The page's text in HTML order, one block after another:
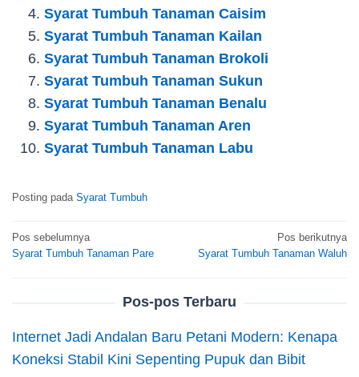
Syarat Tumbuh Tanaman Caisim
Syarat Tumbuh Tanaman Kailan
Syarat Tumbuh Tanaman Brokoli
Syarat Tumbuh Tanaman Sukun
Syarat Tumbuh Tanaman Benalu
Syarat Tumbuh Tanaman Aren
Syarat Tumbuh Tanaman Labu
Posting pada Syarat Tumbuh
Navigasi
pos
Pos sebelumnya
Syarat Tumbuh Tanaman Pare
Pos berikutnya
Syarat Tumbuh Tanaman Waluh
Pos-pos Terbaru
Internet Jadi Andalan Baru Petani Modern: Kenapa
Koneksi Stabil Kini Sepenting Pupuk dan Bibit